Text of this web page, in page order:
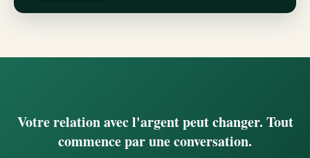
Votre relation avec l'argent peut changer. Tout
commence par une conversation.